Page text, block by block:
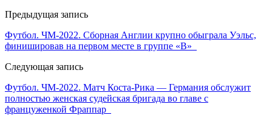
Предыдущая запись
Футбол. ЧМ-2022. Сборная Англии крупно обыграла Уэльс,
финишировав на первом месте в группе «В»
Следующая запись
Футбол. ЧМ-2022. Матч Коста-Рика — Германия обслужит
полностью женская судейская бригада во главе с
француженкой Фраппар